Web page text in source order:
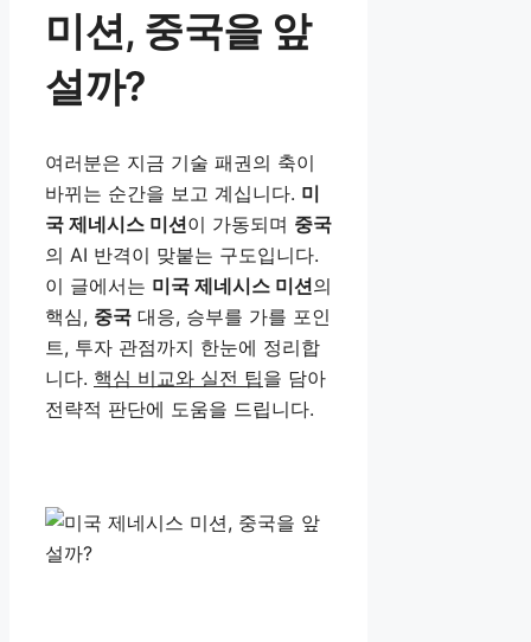
미션, 중국을 앞
설까?
여러분은 지금 기술 패권의 축이
바뀌는 순간을 보고 계십니다. 미
국 제네시스 미션이 가동되며 중국
의 AI 반격이 맞붙는 구도입니다.
이 글에서는 미국 제네시스 미션의
핵심, 중국 대응, 승부를 가를 포인
트, 투자 관점까지 한눈에 정리합
니다. 핵심 비교와 실전 팁을 담아
전략적 판단에 도움을 드립니다.